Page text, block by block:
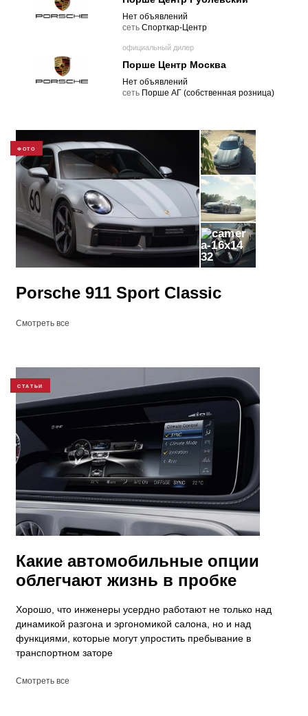
Нет объявлений
cеть Спорткар-Центр
официальный дилер
Порше Центр Москва
Нет объявлений
cеть Порше АГ (собственная розница)
ФОТО
32
Porsche 911 Sport Classic
Смотреть все
СТАТЬИ
Какие автомобильные опции
облегчают жизнь в пробке
Хорошо, что инженеры усердно работают не только над
динамикой разгона и эргономикой салона, но и над
функциями, которые могут упростить пребывание в
транспортном заторе
Смотреть все